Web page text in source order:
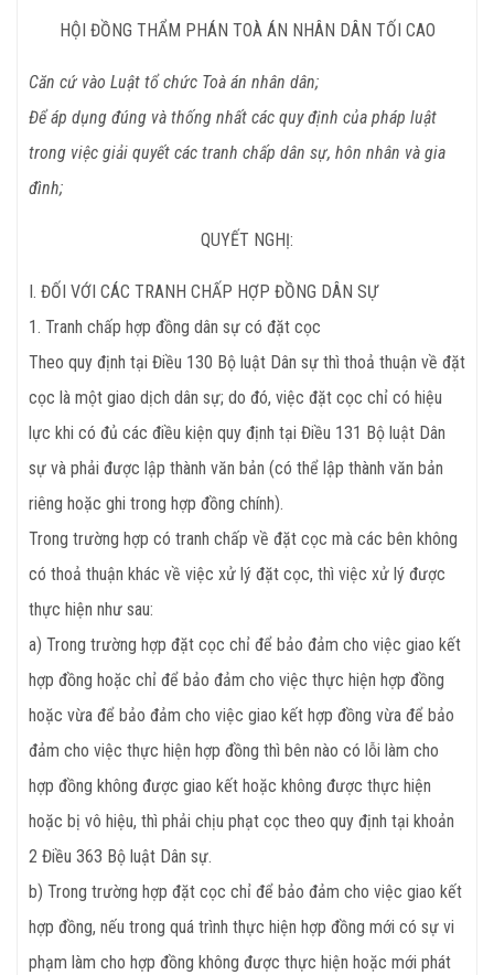
HỘI ĐỒNG THẨM PHÁN TOÀ ÁN NHÂN DÂN TỐI CAO
Căn cứ vào Luật tổ chức Toà án nhân dân;
Để áp dụng đúng và thống nhất các quy định của pháp luật
trong việc giải quyết các tranh chấp dân sự, hôn nhân và gia
đình;
QUYẾT NGHỊ:
I. ĐỐI VỚI CÁC TRANH CHẤP HỢP ĐỒNG DÂN SỰ
1. Tranh chấp hợp đồng dân sự có đặt cọc
Theo quy định tại Điều 130 Bộ luật Dân sự thì thoả thuận về đặt
cọc là một giao dịch dân sự; do đó, việc đặt cọc chỉ có hiệu
lực khi có đủ các điều kiện quy định tại Điều 131 Bộ luật Dân
sự và phải được lập thành văn bản (có thể lập thành văn bản
riêng hoặc ghi trong hợp đồng chính).
Trong trường hợp có tranh chấp về đặt cọc mà các bên không
có thoả thuận khác về việc xử lý đặt cọc, thì việc xử lý được
thực hiện như sau:
a) Trong trường hợp đặt cọc chỉ để bảo đảm cho việc giao kết
hợp đồng hoặc chỉ để bảo đảm cho việc thực hiện hợp đồng
hoặc vừa để bảo đảm cho việc giao kết hợp đồng vừa để bảo
đảm cho việc thực hiện hợp đồng thì bên nào có lỗi làm cho
hợp đồng không được giao kết hoặc không được thực hiện
hoặc bị vô hiệu, thì phải chịu phạt cọc theo quy định tại khoản
2 Điều 363 Bộ luật Dân sự.
b) Trong trường hợp đặt cọc chỉ để bảo đảm cho việc giao kết
hợp đồng, nếu trong quá trình thực hiện hợp đồng mới có sự vi
phạm làm cho hợp đồng không được thực hiện hoặc mới phát